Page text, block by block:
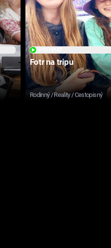
Fotr na tripu
Rodinný / Reality / Cestopisný